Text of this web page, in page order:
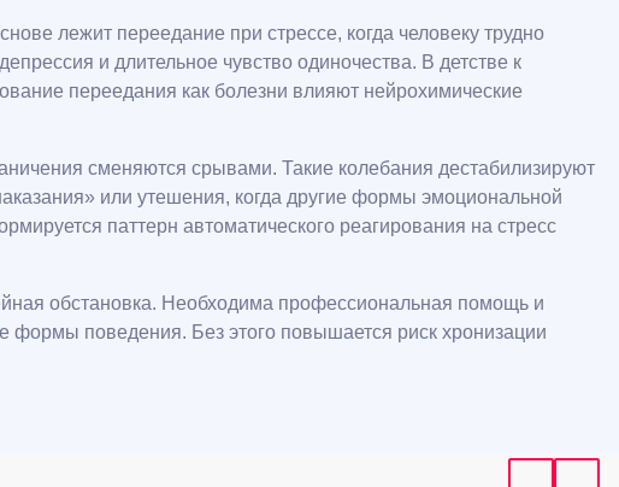
лежит переедание при стрессе, когда человеку трудно
и длительное чувство одиночества. В детстве к
переедания как болезни влияют нейрохимические
сменяются срывами. Такие колебания дестабилизируют
или утешения, когда другие формы эмоциональной
паттерн автоматического реагирования на стресс
обстановка. Необходима профессиональная помощь и
формы поведения. Без этого повышается риск хронизации